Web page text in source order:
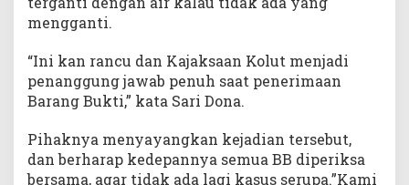
mengganti.
“Ini kan rancu dan Kajaksaan Kolut menjadi
penanggung jawab penuh saat penerimaan
Barang Bukti,” kata Sari Dona.
Pihaknya menyayangkan kejadian tersebut,
dan berharap kedepannya semua BB diperiksa
bersama, agar tidak ada lagi kasus serupa.”Kami